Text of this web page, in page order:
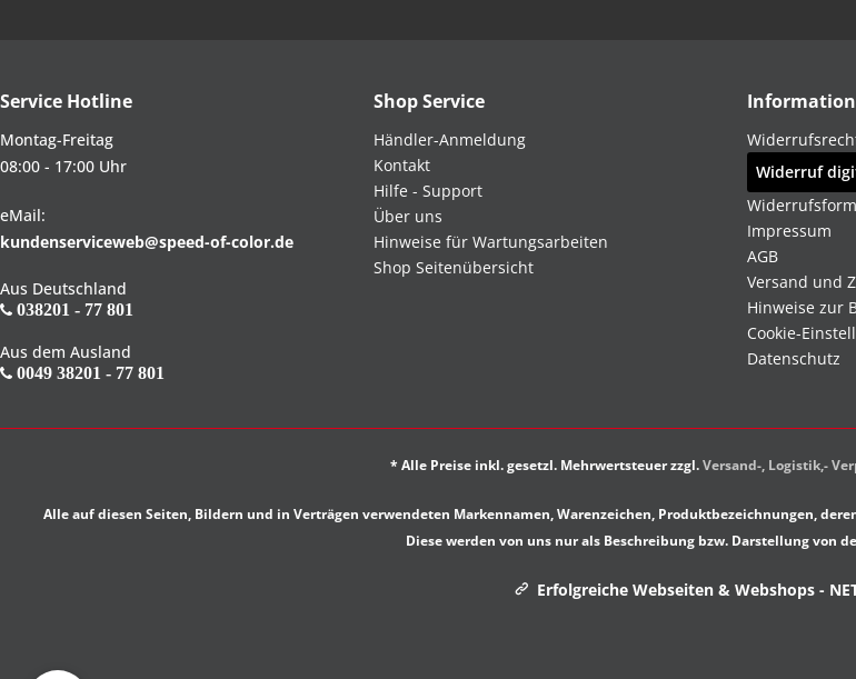
Service Hotline
Montag-Freitag
08:00 - 17:00 Uhr
eMail:
kundenserviceweb@speed-of-color.de
Aus Deutschland
038201 - 77 801
Aus dem Ausland
0049 38201 - 77 801
Shop Service
Händler-Anmeldung
Kontakt
Hilfe - Support
Über uns
Hinweise für Wartungsarbeiten
Shop Seitenübersicht
Widerruf
Impressum
AGB
Versand und
Hinweise zur
Cookie-
Datenschutz
* Alle Preise inkl. gesetzl. Mehrwertsteuer zzgl.Versand-, Logistik,-
Alle auf diesen Seiten, Bildern und in Verträgen verwendeten Markennamen, Warenzeichen, Produktbezeichnungen,
Diese werden von uns nur als Beschreibung bzw. Darstellung von
Erfolgreiche Webseiten & Webshops -